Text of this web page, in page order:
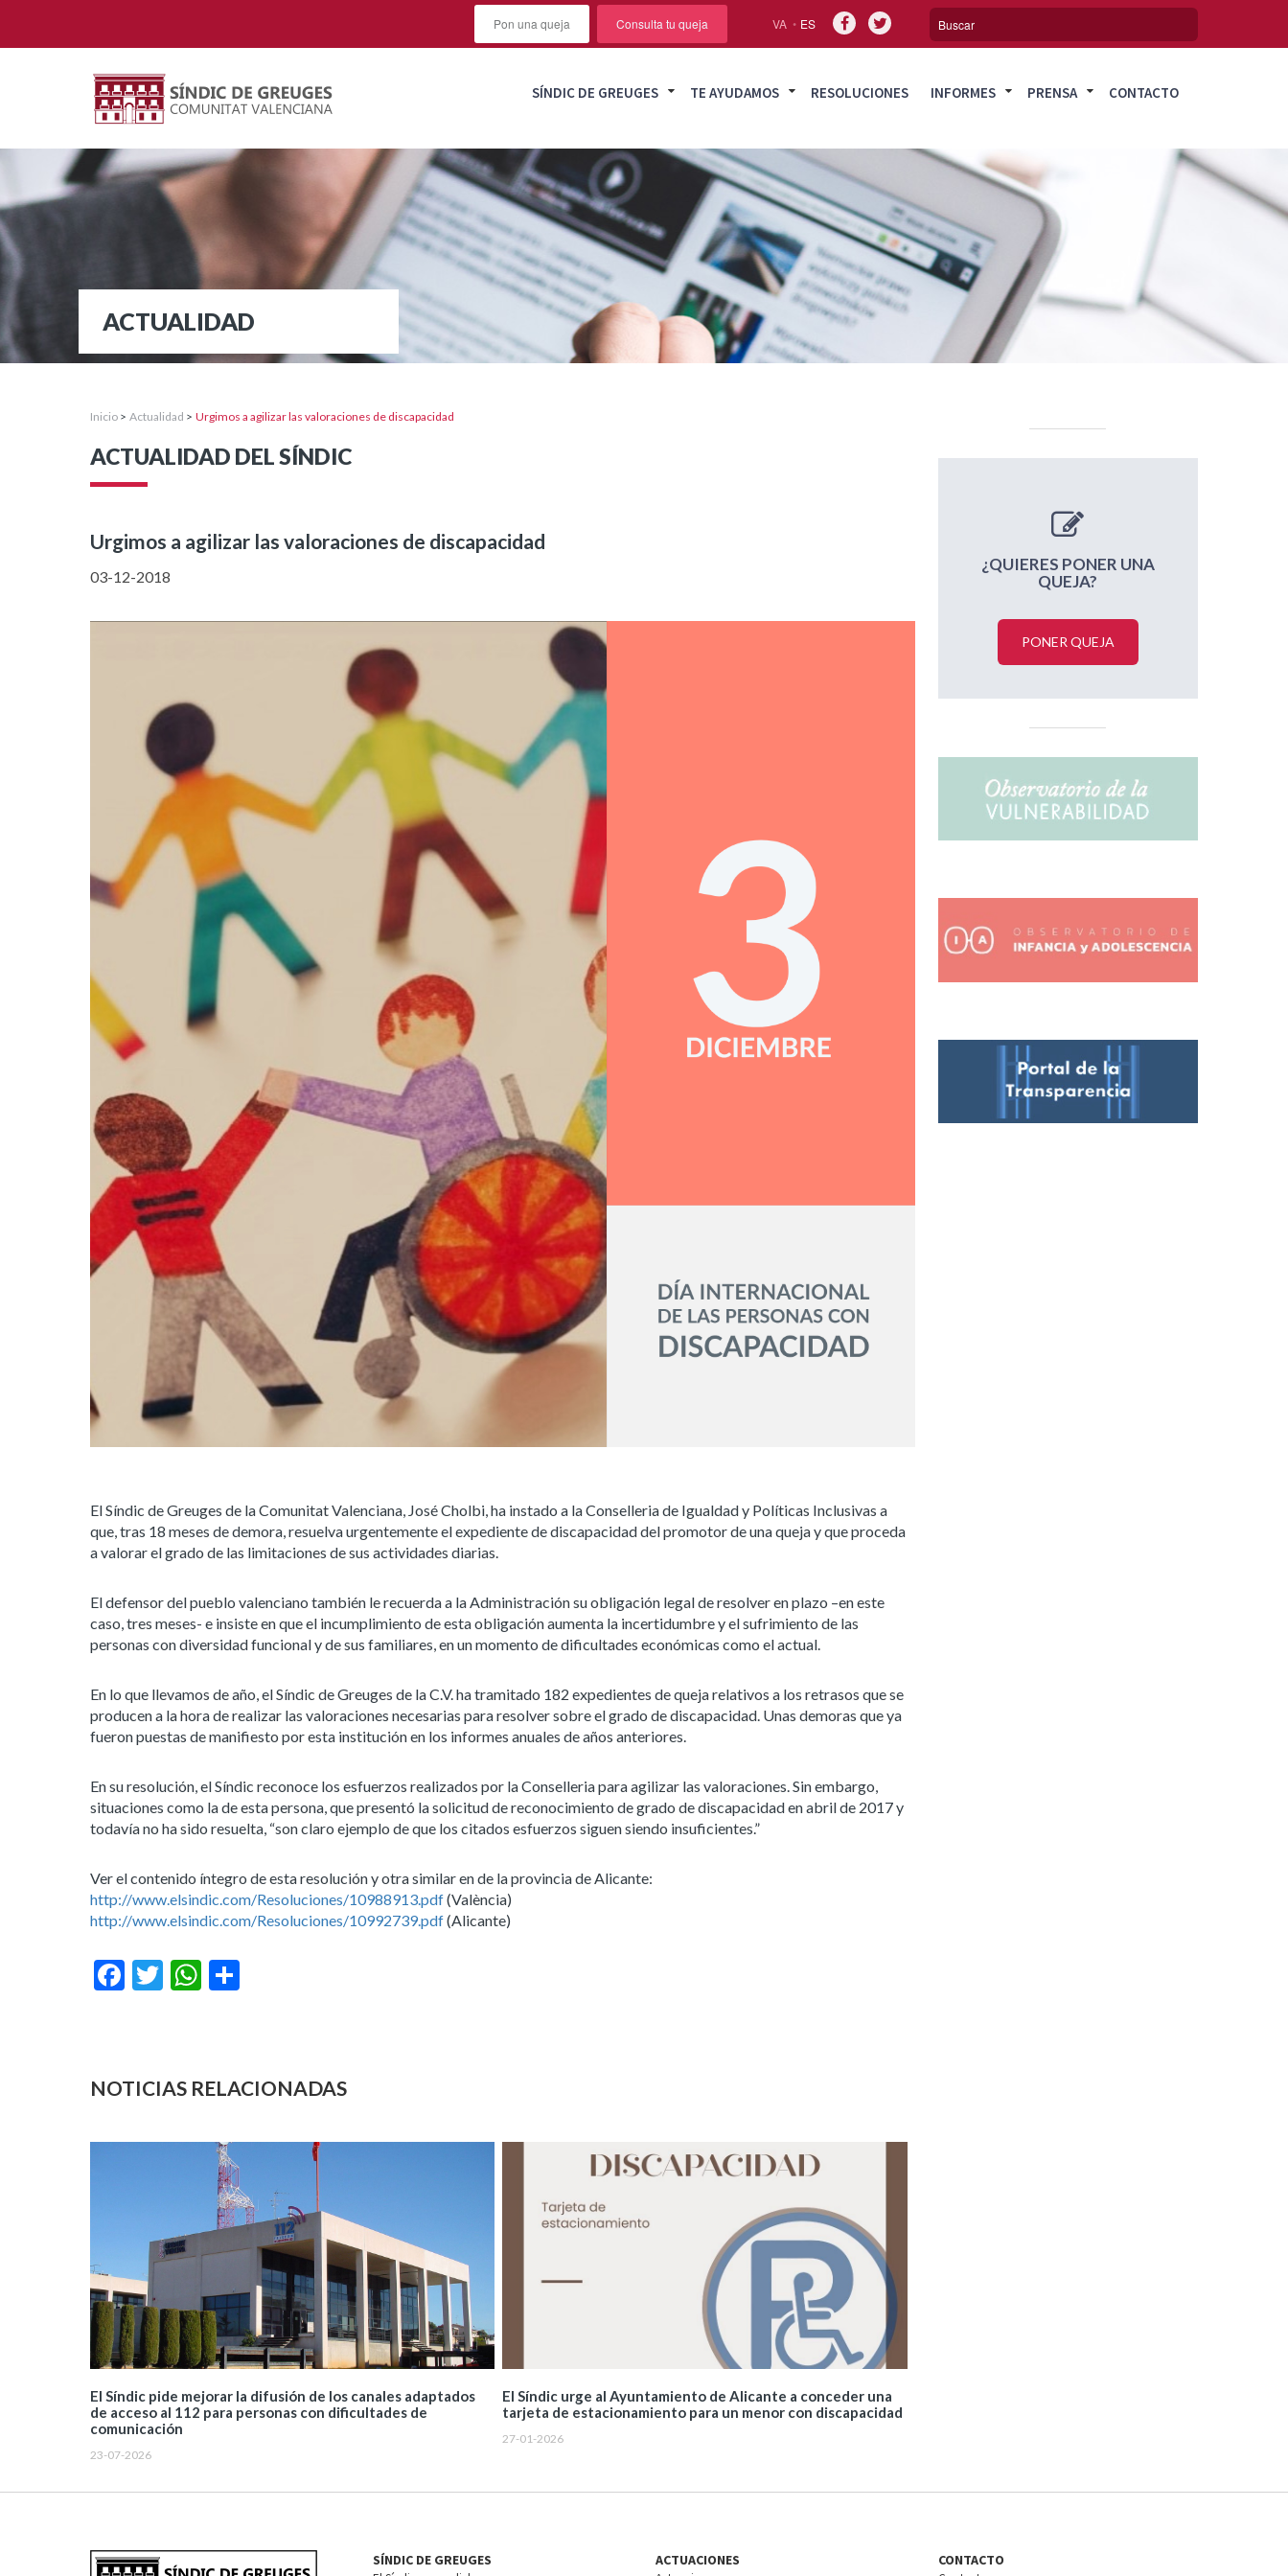
VA ES
Pon una queja Consulta tu queja
SÍNDIC DE GREUGES TE AYUDAMOS RESOLUCIONES INFORMES PRENSA CONTACTO
ACTUALIDAD
Inicio> Actualidad > Urgimos a agilizar las valoraciones de discapacidad
ACTUALIDAD DEL SÍNDIC
Urgimos a agilizar las valoraciones de discapacidad
03-12-2018
El Síndic de Greuges de la Comunitat Valenciana, José Cholbi, ha instado a la Conselleria de Igualdad y Políticas Inclusivas a
que, tras 18 meses de demora, resuelva urgentemente el expediente de discapacidad del promotor de una queja y que proceda
a valorar el grado de las limitaciones de sus actividades diarias.
El defensor del pueblo valenciano también le recuerda a la Administración su obligación legal de resolver en plazo –en este
caso, tres meses- e insiste en que el incumplimiento de esta obligación aumenta la incertidumbre y el sufrimiento de las
personas con diversidad funcional y de sus familiares, en un momento de dificultades económicas como el actual.
En lo que llevamos de año, el Síndic de Greuges de la C.V. ha tramitado 182 expedientes de queja relativos a los retrasos que se
producen a la hora de realizar las valoraciones necesarias para resolver sobre el grado de discapacidad. Unas demoras que ya
fueron puestas de manifiesto por esta institución en los informes anuales de años anteriores.
En su resolución, el Síndic reconoce los esfuerzos realizados por la Conselleria para agilizar las valoraciones. Sin embargo,
situaciones como la de esta persona, que presentó la solicitud de reconocimiento de grado de discapacidad en abril de 2017 y
todavía no ha sido resuelta, “son claro ejemplo de que los citados esfuerzos siguen siendo insuficientes.”
Ver el contenido íntegro de esta resolución y otra similar en de la provincia de Alicante:
http://www.elsindic.com/Resoluciones/10988913.pdf(València)
http://www.elsindic.com/Resoluciones/10992739.pdf(Alicante)
Facebook
Twitter WhatsApp
NOTICIAS RELACIONADAS
El Síndic pide mejorar la difusión de los canales adaptados
de acceso al 112 para personas con dificultades de
comunicación
23-07-2026
El Síndic urge al Ayuntamiento de Alicante a conceder una
tarjeta de estacionamiento para un menor con discapacidad
27-01-2026
¿QUIERES PONER UNA
QUEJA?
PONER QUEJA
SÍNDIC DE GREUGES ACTUACIONES CONTACTO